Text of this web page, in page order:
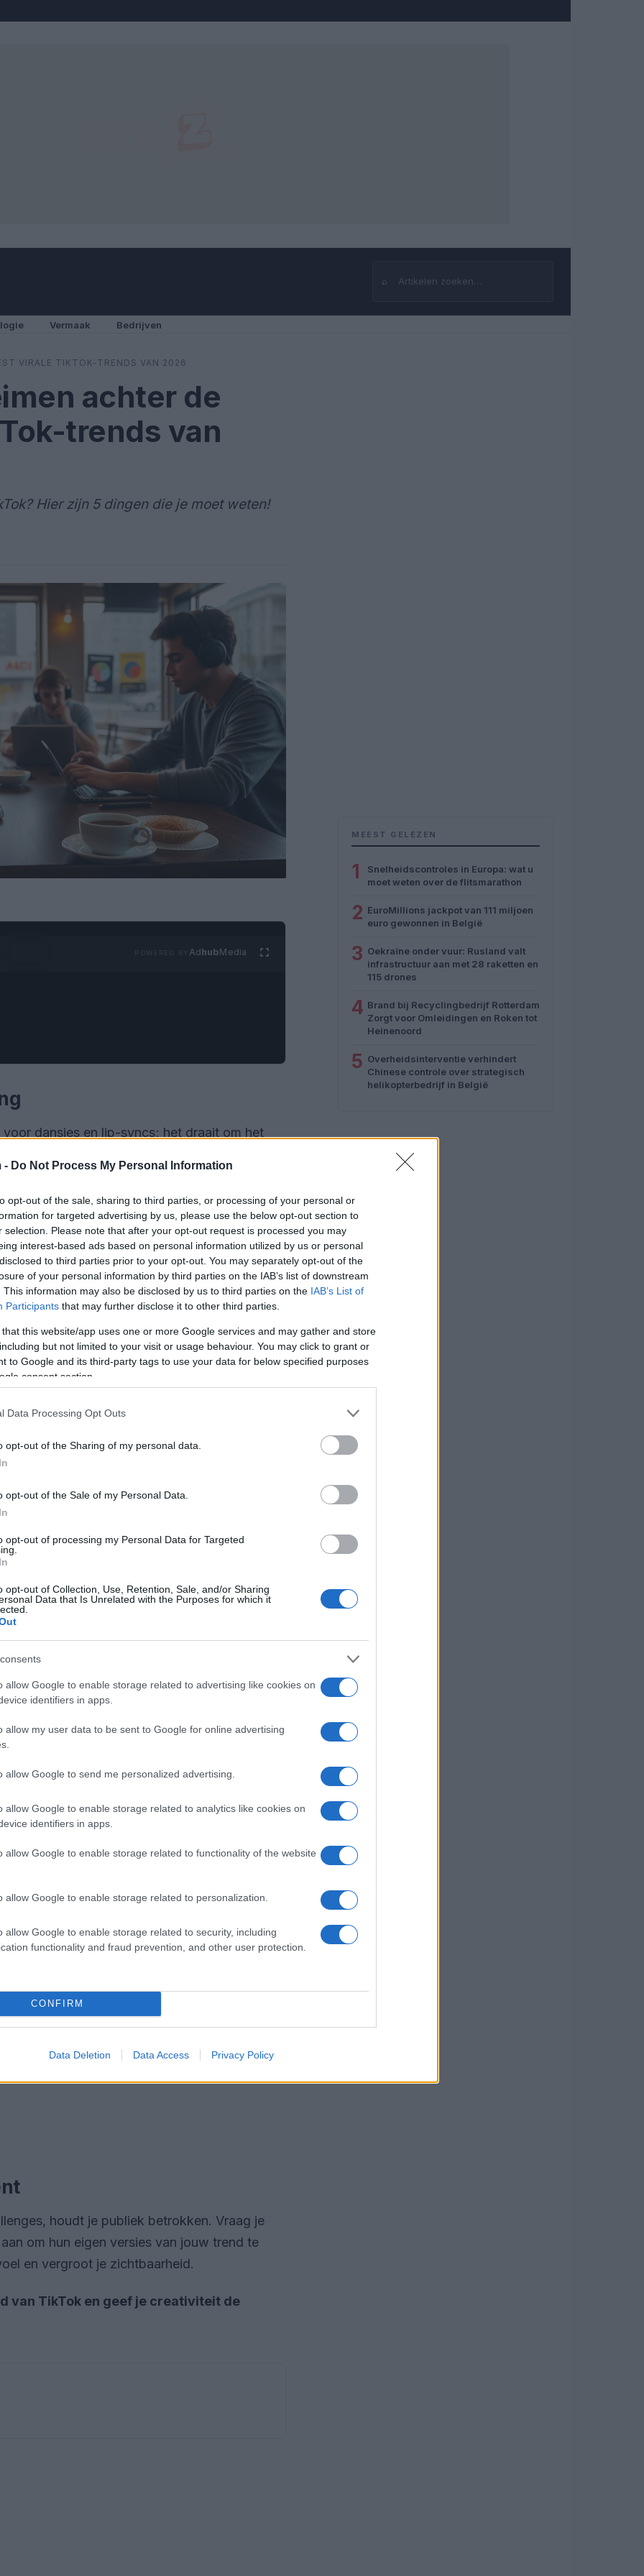
- Do Not Process My Personal Information
opt-out of the sale, sharing to third parties, or processing of your personal or
for targeted advertising by us, please use the below opt-out section to
selection. Please note that after your opt-out request is processed you may
interest-based ads based on personal information utilized by us or personal
to third parties prior to your opt-out. You may separately opt-out of the
of your personal information by third parties on the IAB’s list of downstream
This information may also be disclosed by us to third parties on the IAB’s List of
Participants that may further disclose it to other third parties.
that this website/app uses one or more Google services and may gather and store
but not limited to your visit or usage behaviour. You may click to grant or
to Google and its third-party tags to use your data for below specified purposes
consent section.
Data Processing Opt Outs
opt-out of the Sharing of my personal data.
opt-out of the Sale of my Personal Data.
opt-out of processing my Personal Data for Targeted
opt-out of Collection, Use, Retention, Sale, and/or Sharing
Data that Is Unrelated with the Purposes for which it
allow Google to enable storage related to advertising like cookies on
identifiers in apps.
allow my user data to be sent to Google for online advertising
allow Google to send me personalized advertising.
allow Google to enable storage related to analytics like cookies on
identifiers in apps.
allow Google to enable storage related to functionality of the website
allow Google to enable storage related to personalization.
allow Google to enable storage related to security, including
functionality and fraud prevention, and other user protection.
CONFIRM
Data Deletion Data Access Privacy Policy
⌕
Zoeken
Vermaak Bedrijven
VIRALE TIKTOK-TRENDS VAN 2026
achter de
trends van
Hier zijn 5 dingen die je moet weten!
AdhubMedia
dansjes en lip-syncs; het draait om het
video’s zijn verhalen die emotioneel
humor of drama, de juiste toon kan je video
muziek
je bereik aanzienlijk kan vergroten?
creëren van content die viraal gaat. Door
je de kans dat je video veel bekeken
maken. Van snelle cuts tot visuele effecten,
in de massa. Zorg ervoor dat je technieken
toevoegen van een vleugje komedie kan
je video te delen. Maar hier komt de
onverwachte wendingen die je niet ziet
houdt je publiek betrokken. Vraag je
om hun eigen versies van jouw trend te
en vergroot je zichtbaarheid.
van TikTok en geef je creativiteit de
MEEST GELEZEN
1
Snelheidscontroles in Europa: wat u
moet weten over de flitsmarathon
2 EuroMillions jackpot van 111 miljoen
euro gewonnen in België
3 Oekraïne onder vuur: Rusland valt
infrastructuur aan met 28 raketten en
115 drones
4 Brand bij Recyclingbedrijf Rotterdam
Zorgt voor Omleidingen en Roken tot
Heinenoord
5 Overheidsinterventie verhindert
Chinese controle over strategisch
helikopterbedrijf in België